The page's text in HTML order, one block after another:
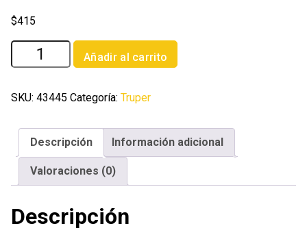
$415
Blister
con
candados
laton
40mm
corto
cantidad
Añadir al carrito
SKU: 43445 Categoría: Truper
Descripción Información adicional
Valoraciones (0)
Descripción